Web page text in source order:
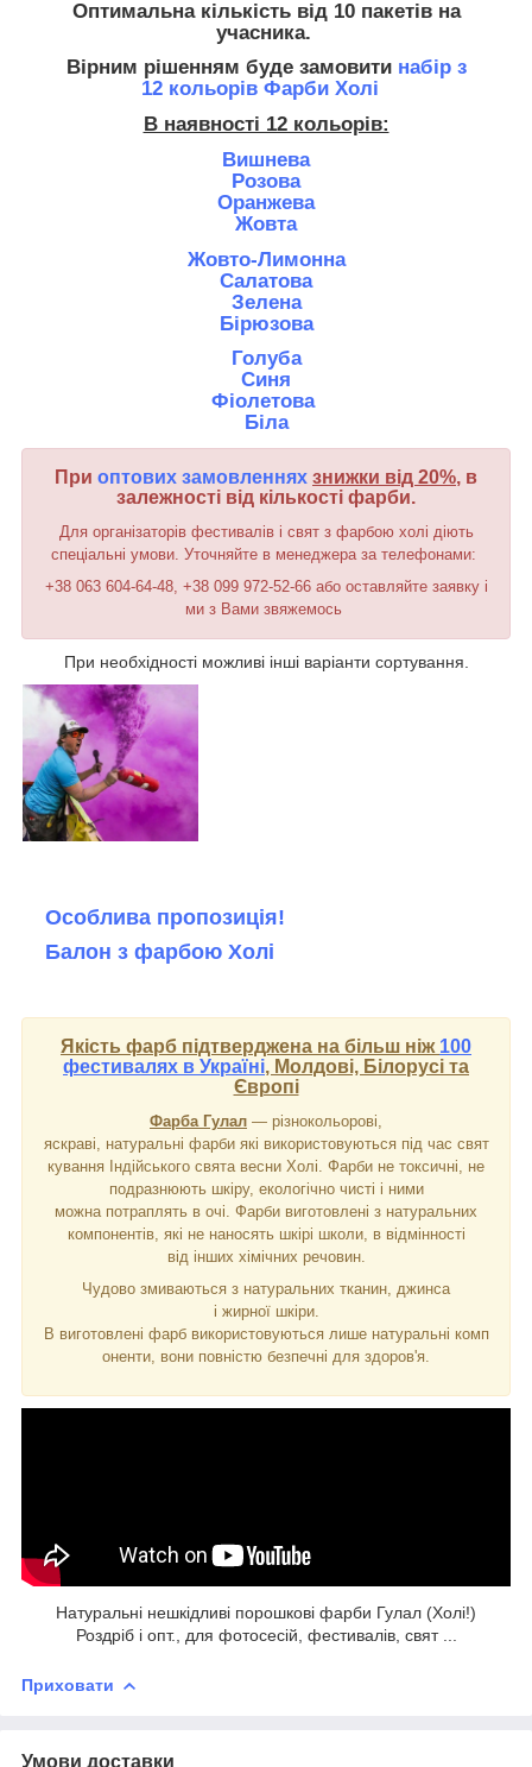
Оптимальна кількістьвід 10 пакетів на
учасника.
Вірним рішенням буде замовити набір з
12 кольорів Фарби Холі
В наявності 12 кольорів:
Вишнева
Розова
Оранжева
Жовта
Жовто-Лимонна
Салатова
Зелена
Бірюзова
Голуба
Синя
Фіолетова
Біла
При оптових замовленнях знижки від 20%, в
залежності від кількості фарби.
Для організаторів фестивалів і свят з фарбою холі діють
спеціальні умови. Уточняйте в менеджера за телефонами:
+38 063 604-64-48, +38 099 972-52-66 або оставляйте заявку і
ми з Вами звяжемось
При необхідності можливі інші варіанти сортування.
Особлива пропозиція!
Балон з фарбою Холі
Якість фарб підтверджена на більш ніж 100
фестивалях в Україні, Молдові, Білорусі та
Європі
Фарба Гулал ― різнокольорові,
яскраві, натуральні фарби які використовуються під час свят
кування Індійського свята весни Холі. Фарби не токсичні, не
подразнюють шкіру, екологічно чисті і ними
можна потраплять в очі. Фарби виготовлені з натуральних
компонентів, які не наносять шкірі школи, в відмінності
від інших хімічних речовин.
Чудово змиваються з натуральних тканин, джинса
і жирної шкіри.
В виготовлені фарб використовуються лише натуральні комп
оненти, вони повністю безпечні для здоров'я.
Натуральні нешкідливі порошкові фарби Гулал (Холі!)
Роздріб і опт., для фотосесій, фестивалів, свят ...
Приховати
Умови доставки